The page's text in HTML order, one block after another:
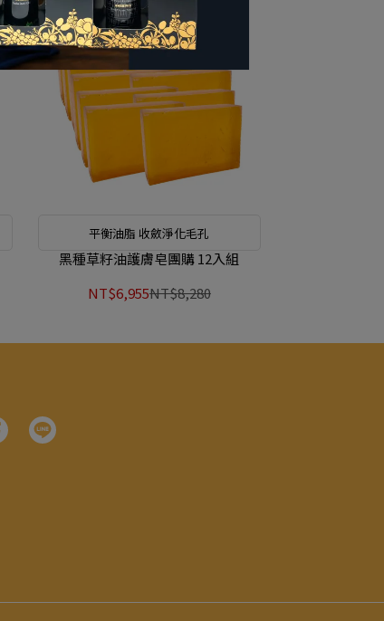
平衡油脂 收斂淨化毛孔
黑種草籽油護膚皂團購 12入組
NT$6,955NT$8,280